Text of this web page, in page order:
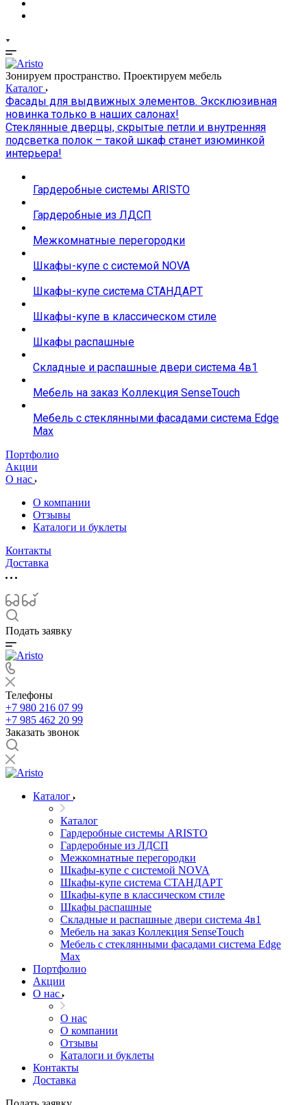
Зонируем пространство. Проектируем мебель
Каталог
Фасады для выдвижных элементов. Эксклюзивная
новинка только в наших салонах!
Стеклянные дверцы, скрытые петли и внутренняя
подсветка полок – такой шкаф станет изюминкой
интерьера!
Гардеробные системы ARISTO
Гардеробные из ЛДСП
Межкомнатные перегородки
Шкафы-купе с системой NOVA
Шкафы-купе система СТАНДАРТ
Шкафы-купе в классическом стиле
Шкафы распашные
Складные и распашные двери система 4в1
Мебель на заказ Коллекция SenseTouch
Мебель с стеклянными фасадами система Edge
Max
Портфолио
Акции
О нас
О компании
Отзывы
Каталоги и буклеты
Контакты
Доставка
Подать заявку
Телефоны
+7 980 216 07 99
+7 985 462 20 99
Заказать звонок
Каталог
Каталог
Гардеробные системы ARISTO
Гардеробные из ЛДСП
Межкомнатные перегородки
Шкафы-купе с системой NOVA
Шкафы-купе система СТАНДАРТ
Шкафы-купе в классическом стиле
Шкафы распашные
Складные и распашные двери система 4в1
Мебель на заказ Коллекция SenseTouch
Мебель с стеклянными фасадами система Edge
Max
Портфолио
Акции
О нас
О нас
О компании
Отзывы
Каталоги и буклеты
Контакты
Доставка